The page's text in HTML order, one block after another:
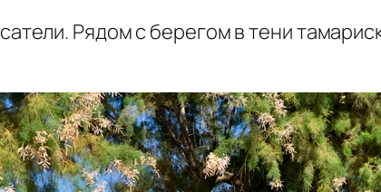
Рядом с берегом в тени